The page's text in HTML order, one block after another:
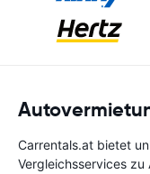
Carrentals.at bietet
Vergleichsservices